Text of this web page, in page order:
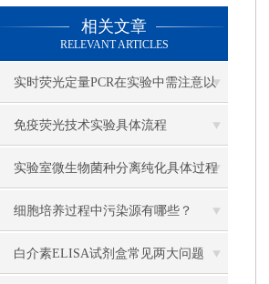
相关文章
RELEVANT ARTICLES
实时荧光定量PCR在实验中需注意以
下事项
免疫荧光技术实验具体流程
实验室微生物菌种分离纯化具体过程
细胞培养过程中污染源有哪些？
白介素ELISA试剂盒常见两大问题